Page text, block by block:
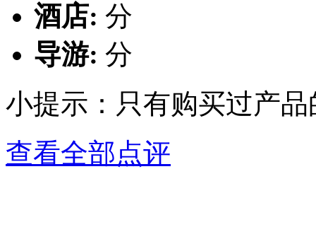
酒店: 分
导游: 分
小提示：只有购买过产
查看全部点评